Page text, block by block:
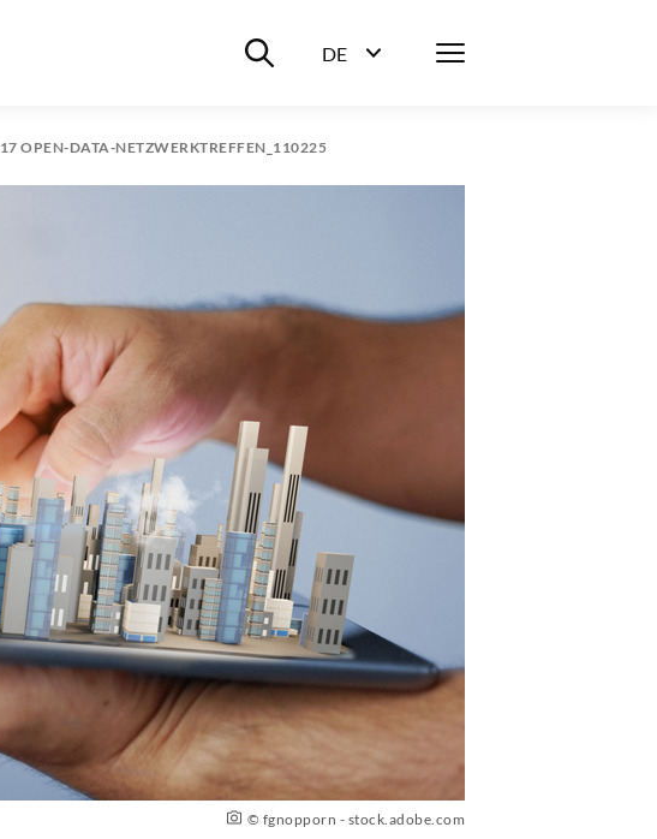
Suche ein-/ausblenden
DE
Menü
17 OPEN-DATA-NETZWERKTREFFEN_110225
© fgnopporn - stock.adobe.com